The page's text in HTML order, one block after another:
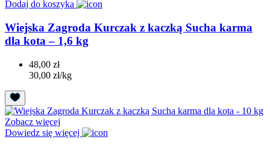
Dodaj do koszyka
Wiejska Zagroda Kurczak z kaczką Sucha karma
dla kota – 1,6 kg
48,00 zł
30,00 zł/kg
Zobacz więcej
Dowiedz się więcej